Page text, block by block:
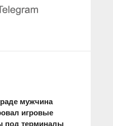
мужчина
игровые
под терминалы